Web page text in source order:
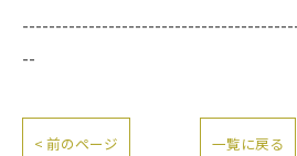
--
< 前のページ 一覧に戻る